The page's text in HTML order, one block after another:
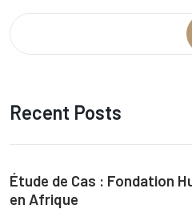
Recent Posts
Étude de Cas : Fondation
en Afrique